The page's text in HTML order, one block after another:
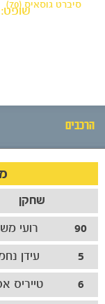
סיברט גוסאיס (70)שופט:
הרכבים
סיקור המשחק
הרכבים
גלריה
שחקן
90
רועי
5
עידן
6
טייריס